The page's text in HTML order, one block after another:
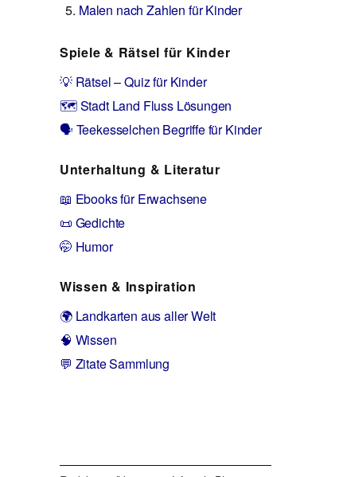
Malen nach Zahlen für Kinder
Spiele & Rätsel für Kinder
💡 Rätsel – Quiz für Kinder
🗺️ Stadt Land Fluss Lösungen
🗣️ Teekesselchen Begriffe für Kinder
Unterhaltung & Literatur
📖 Ebooks für Erwachsene
📜 Gedichte
🤭 Humor
Wissen & Inspiration
🌍 Landkarten aus aller Welt
🧠 Wissen
💬 Zitate Sammlung